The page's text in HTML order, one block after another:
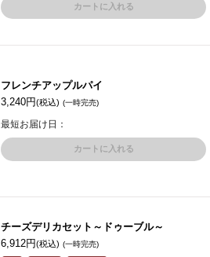
カートに入れる
フレンチアップルパイ
3,240円(税込) (一時完売)
最短お届け日：
カートに入れる
チーズデリカセット～ドゥーブル～
6,912円(税込) (一時完売)